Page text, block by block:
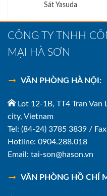
Sát Yasuda
CÔNG TY TNHH
MẠI HÀ SƠN
VĂN PHÒNG HÀ NỘI:
Lot 12-1B, TT4 Tran Van
city, Vietnam
Tel: (84-24) 3785 3839 /
Hotline: 0904.288.018
Email: tai-son@hason.vn
VĂN PHÒNG HỒ CHÍ